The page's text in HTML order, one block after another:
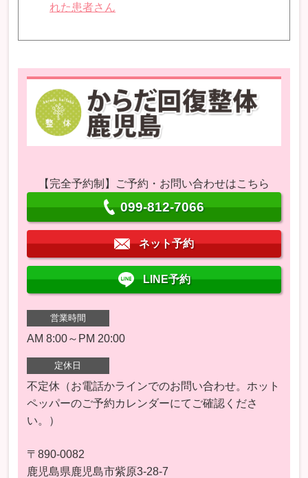
れた患者さん
【完全予約制】ご予約・お問い合わせはこちら
099-812-7066
ネット予約
LINE予約
営業時間
AM 8:00～PM 20:00
定休日
不定休（お電話かラインでのお問い合わせ。ホット
ペッパーのご予約カレンダーにてご確認くださ
い。）
〒890-0082
鹿児島県鹿児島市紫原3-28-7